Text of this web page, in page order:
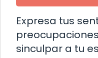
Expresa tus
sinculpar a tu